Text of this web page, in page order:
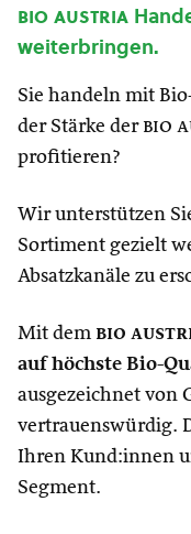
bio austria
weiterbringen.
Sie handeln mit
der Stärke der bio
profitieren?
Wir unterstützen
Sortiment gezielt
Absatzkanäle zu
Mit dem bio
auf höchste Bio-
ausgezeichnet von
vertrauenswürdig.
Ihren Kund:innen
Segment.